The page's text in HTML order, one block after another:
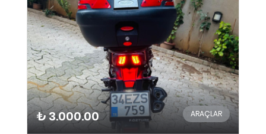
₺ 3.000.00 ARAÇLAR